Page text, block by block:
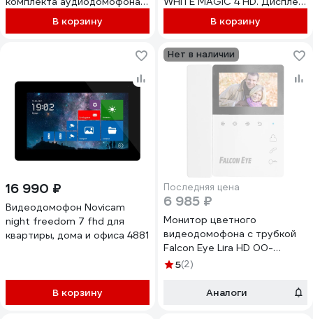
VOICE KIT. 2-х проводное
подключение. Управление
В корзину
4.3.Функция Не
беспокоить.Запись фото/
подъездным домофоном
через модуль сопряжения с
поддержкой HOOK 4851
В корзину
16 990 ₽
Видеодомофон Novicam
night freedom 7 fhd для
квартиры, дома и офиса 4881
В корзину
Нет в наличии
Последняя цена
6 985 ₽
Монитор цветного
видеодомофона с трубкой
Falcon Eye Lira HD 00-
00354262
5(2)
Аналоги